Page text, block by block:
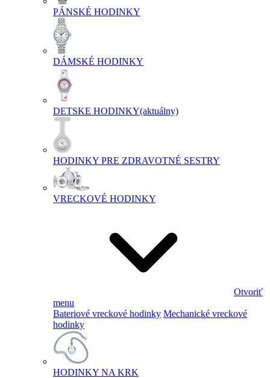
PÁNSKÉ HODINKY
DÁMSKÉ HODINKY
DETSKE HODINKY(aktuálny)
HODINKY PRE ZDRAVOTNÉ SESTRY
VRECKOVÉ HODINKY
Otvoriť
menu
Bateriové vreckové hodinky Mechanické vreckové
hodinky
HODINKY NA KRK